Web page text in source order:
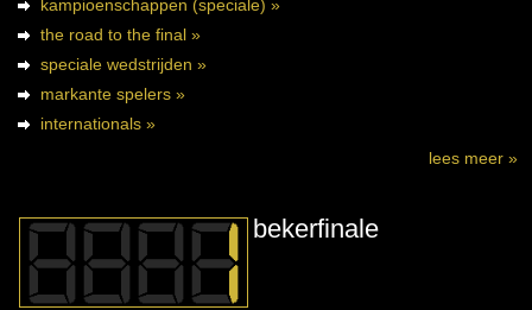
kampioenschappen (speciale) »
the road to the final »
speciale wedstrijden »
markante spelers »
internationals »
lees meer »
bekerfinale